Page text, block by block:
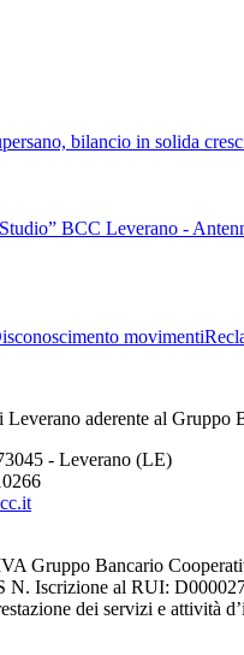
bilancio in solida
BCC Leverano -
movimenti
aderente al Gruppo
- Leverano (LE)
Gruppo Bancario
N. Iscrizione al RUI:
dei servizi e attività